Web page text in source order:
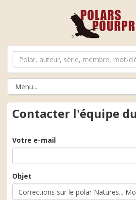
Contacter l'équipe
Votre e-mail
Objet